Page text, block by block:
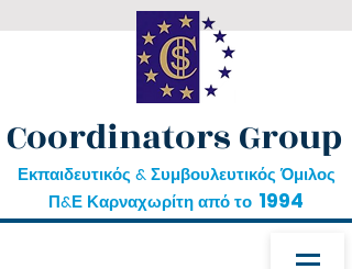
Coordinators Group
Εκπαιδευτικός & Συμβουλευτικός Όμιλος
Π&Ε Καρναχωρίτη από το 1994